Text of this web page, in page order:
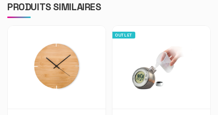
PRODUITS SIMILAIRES
OUTLET